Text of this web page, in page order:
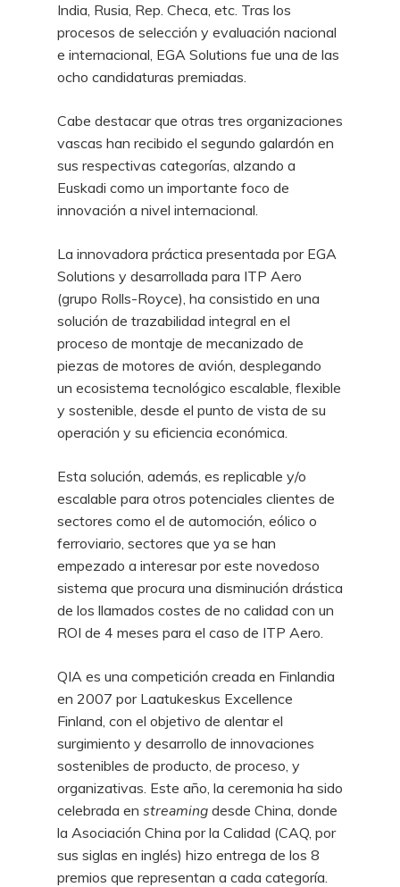
India, Rusia, Rep. Checa, etc. Tras los
procesos de selección y evaluación nacional
e internacional, EGA Solutions fue una de las
ocho candidaturas premiadas.
Cabe destacar que otras tres organizaciones
vascas han recibido el segundo galardón en
sus respectivas categorías, alzando a
Euskadi como un importante foco de
innovación a nivel internacional.
La innovadora práctica presentada por EGA
Solutions y desarrollada para ITP Aero
(grupo Rolls-Royce), ha consistido en una
solución de trazabilidad integral en el
proceso de montaje de mecanizado de
piezas de motores de avión, desplegando
un ecosistema tecnológico escalable, flexible
y sostenible, desde el punto de vista de su
operación y su eficiencia económica.
Esta solución, además, es replicable y/o
escalable para otros potenciales clientes de
sectores como el de automoción, eólico o
ferroviario, sectores que ya se han
empezado a interesar por este novedoso
sistema que procura una disminución drástica
de los llamados costes de no calidad con un
ROI de 4 meses para el caso de ITP Aero.
QIA es una competición creada en Finlandia
en 2007 por Laatukeskus Excellence
Finland, con el objetivo de alentar el
surgimiento y desarrollo de innovaciones
sostenibles de producto, de proceso, y
organizativas. Este año, la ceremonia ha sido
celebrada en streaming desde China, donde
la Asociación China por la Calidad (CAQ, por
sus siglas en inglés) hizo entrega de los 8
premios que representan a cada categoría.